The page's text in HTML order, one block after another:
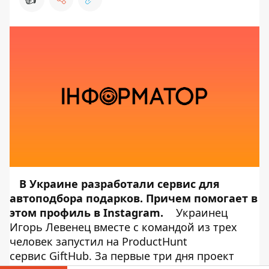
В Украине разработали сервис для
автоподбора подарков. Причем помогает в
этом профиль в Instagram.
Украинец
Игорь Левенец вместе с командой из трех
человек запустил на ProductHunt
сервис GiftHub. За первые три дня проект